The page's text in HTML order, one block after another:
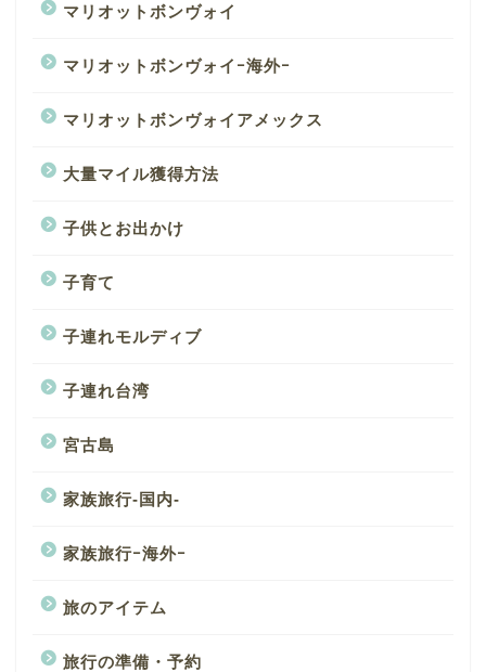
マリオットボンヴォイ
マリオットボンヴォイｰ海外ｰ
マリオットボンヴォイアメックス
大量マイル獲得方法
子供とお出かけ
子育て
子連れモルディブ
子連れ台湾
宮古島
家族旅行-国内-
家族旅行ｰ海外ｰ
旅のアイテム
旅行の準備・予約